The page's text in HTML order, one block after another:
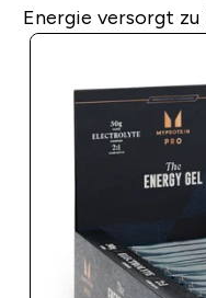
Energie versorgt zu